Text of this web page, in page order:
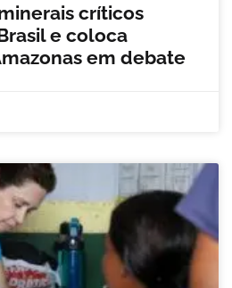
críticos
e coloca
em debate